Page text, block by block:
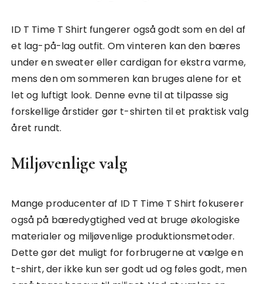
ID T Time T Shirt fungerer også godt som en del af
et lag-på-lag outfit. Om vinteren kan den bæres
under en sweater eller cardigan for ekstra varme,
mens den om sommeren kan bruges alene for et
let og luftigt look. Denne evne til at tilpasse sig
forskellige årstider gør t-shirten til et praktisk valg
året rundt.
Miljøvenlige valg
Mange producenter af ID T Time T Shirt fokuserer
også på bæredygtighed ved at bruge økologiske
materialer og miljøvenlige produktionsmetoder.
Dette gør det muligt for forbrugerne at vælge en
t-shirt, der ikke kun ser godt ud og føles godt, men